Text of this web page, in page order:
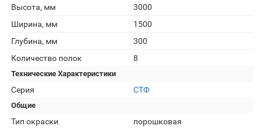
Высота, мм
3000
Ширина, мм
1500
Глубина, мм
300
Количество полок
8
Технические Характеристики
Серия СТФ
Общие
Тип окраски
порошковая